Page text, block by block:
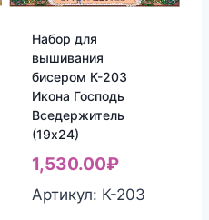
Набор для
вышивания
бисером К-203
Икона Господь
Вседержитель
(19х24)
1,530.00₽
Артикул: К-203